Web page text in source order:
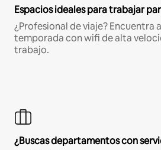
Espacios ideales para trabajar
¿Profesional de viaje? Encuentra
temporada con wifi de alta
trabajo.
¿Buscas departamentos con